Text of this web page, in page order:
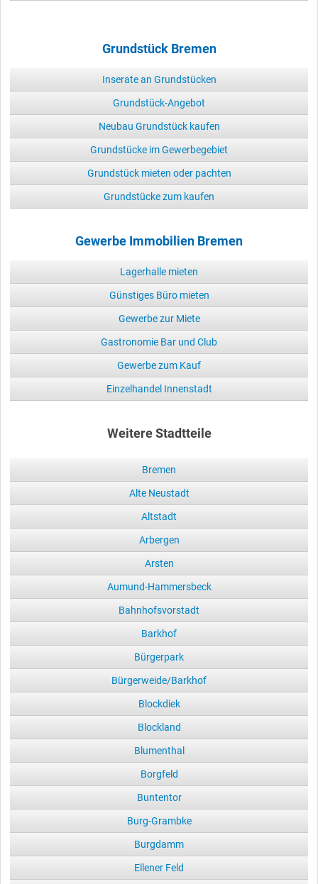
Grundstück Bremen
Inserate an Grundstücken
Grundstück-Angebot
Neubau Grundstück kaufen
Grundstücke im Gewerbegebiet
Grundstück mieten oder pachten
Grundstücke zum kaufen
Gewerbe Immobilien Bremen
Lagerhalle mieten
Günstiges Büro mieten
Gewerbe zur Miete
Gastronomie Bar und Club
Gewerbe zum Kauf
Einzelhandel Innenstadt
Weitere Stadtteile
Bremen
Alte Neustadt
Altstadt
Arbergen
Arsten
Aumund-Hammersbeck
Bahnhofsvorstadt
Barkhof
Bürgerpark
Bürgerweide/Barkhof
Blockdiek
Blockland
Blumenthal
Borgfeld
Buntentor
Burg-Grambke
Burgdamm
Ellener Feld